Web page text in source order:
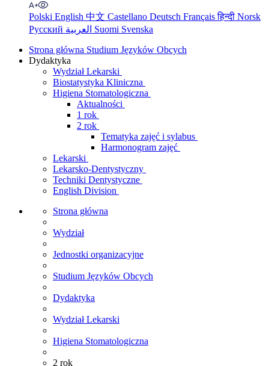
Polski English 中文 Castellano Deutsch Françaisहिन्दी Norsk
Русский
Suomi Svenska
Strona główna Studium Języków Obcych
Dydaktyka
Wydział Lekarski
Biostatystyka Kliniczna
Higiena Stomatologiczna
Aktualności
1 rok
2 rok
Tematyka zajęć i sylabus
Harmonogram zajęć
Lekarski
Lekarsko-Dentystyczny
Techniki Dentystyczne
English Division
Strona główna
Wydział
Jednostki organizacyjne
Studium Języków Obcych
Dydaktyka
Wydział Lekarski
Higiena Stomatologiczna
2 rok